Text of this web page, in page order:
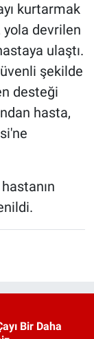
kurtarmak
yola devrilen
ulaştı.
şekilde
desteği
hasta,
Bir Daha